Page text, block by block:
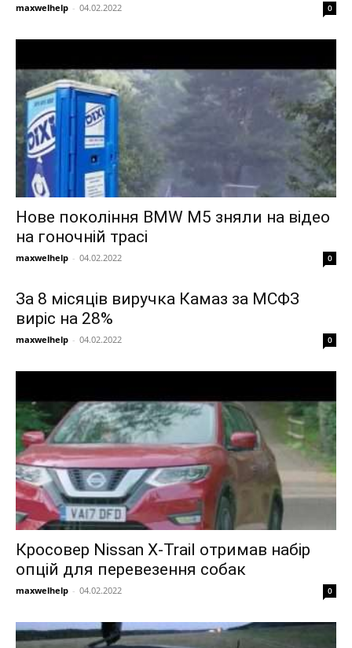
maxwelhelp - 04.02.2022 0
Нове покоління BMW M5 зняли на відео
на гоночній трасі
maxwelhelp - 04.02.2022 0
За 8 місяців виручка Камаз за МСФЗ
виріс на 28%
maxwelhelp - 04.02.2022 0
Кросовер Nissan X-Trail отримав набір
опцій для перевезення собак
maxwelhelp - 04.02.2022 0